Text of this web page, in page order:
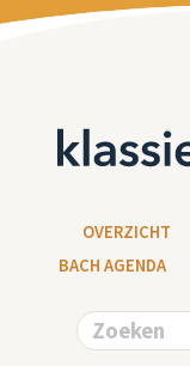
OVERZICHT
BACH AGENDA